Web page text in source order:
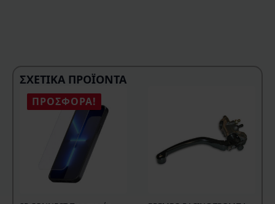
ΣΧΕΤΙΚΆ ΠΡΟΪΌΝΤΑ
ΠΡΟΣΦΟΡΆ!